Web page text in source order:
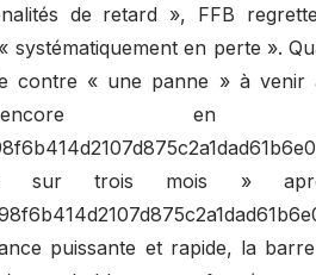
de retard », FFB
systématiquement en perte ».
contre « une panne » à venir
encore en
sur trois mois »
puissante et rapide, la